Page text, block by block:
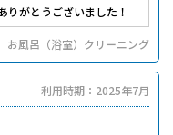
りがとうございました！
お風呂（浴室）クリーニング
利用時期：2025年7月